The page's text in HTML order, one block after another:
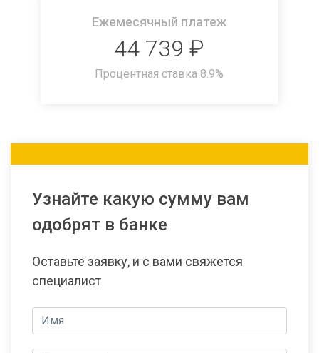
Ежемесячный платеж
44 739 ₽
Процентная ставка 8.9%
Узнайте какую сумму вам
одобрят в банке
Оставьте заявку, и с вами свяжется
специалист